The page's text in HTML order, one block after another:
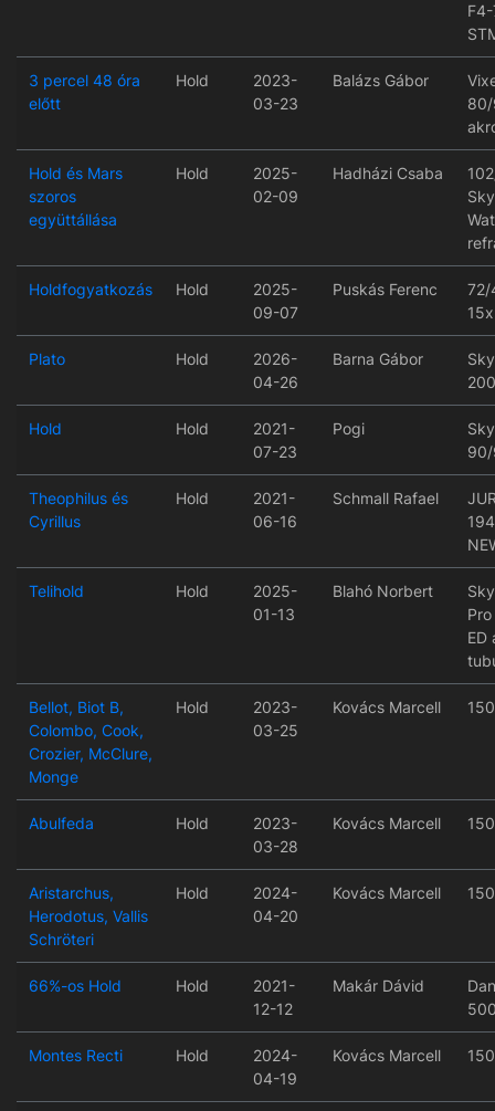
F4-
3 percel 48 óra
előtt
Hold
2023-
03-23
Balázs Gábor
Hold és Mars
szoros
együttállása
Hold
2025-
02-09
Hadházi Csaba
Sky
Holdfogyatkozás Hold
2025-
09-07
Puskás Ferenc
72/
15x
Plato Hold
2026-
04-26
Barna Gábor
Hold Hold
2021-
07-23
Pogi
Theophilus és
Cyrillus
Hold
2021-
06-16
Schmall Rafael
Telihold Hold
2025-
01-13
Blahó Norbert
ED
Bellot, Biot B,
Colombo, Cook,
Crozier, McClure,
Monge
Hold
2023-
03-25
Kovács Marcell
Abulfeda Hold
2023-
03-28
Kovács Marcell
Aristarchus,
Herodotus, Vallis
Schröteri
Hold
2024-
04-20
Kovács Marcell
66%-os Hold Hold
2021-
12-12
Makár Dávid
Montes Recti Hold
2024-
04-19
Kovács Marcell